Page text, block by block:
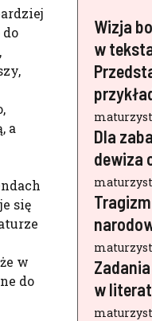
a
się
w
do
Wizja
w
Dla
dewiza
w